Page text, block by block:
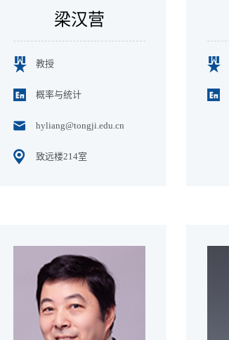
梁汉营
教授
概率与统计
hyliang@tongji.edu.cn
致远楼214室